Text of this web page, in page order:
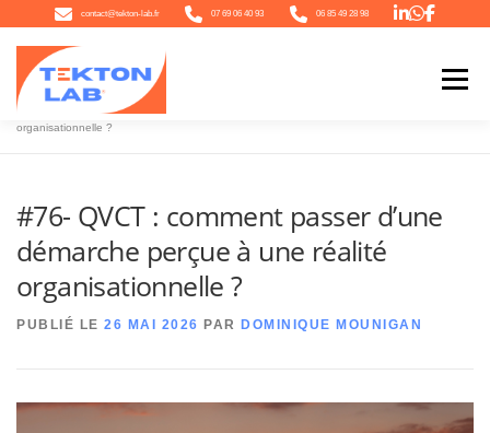
contact@tekton-lab.fr 07 69 06 40 93 06 85 49 28 98
au
contenu
Menu
L’ACTU
Accueil
#76- QVCT : comment passer d’une démarche perçue à une réalité
organisationnelle ?
#76- QVCT : comment passer d’une
démarche perçue à une réalité
organisationnelle ?
PUBLIÉ LE 26 MAI 2026 PAR DOMINIQUE MOUNIGAN